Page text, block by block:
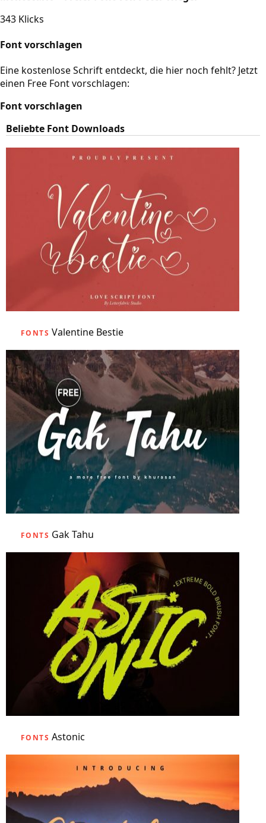
343 Klicks
Font vorschlagen
Eine kostenlose Schrift entdeckt, die hier noch fehlt? Jetzt
einen Free Font vorschlagen:
Font vorschlagen
Beliebte Font Downloads
FONTS Valentine Bestie
FONTS Gak Tahu
FONTS Astonic